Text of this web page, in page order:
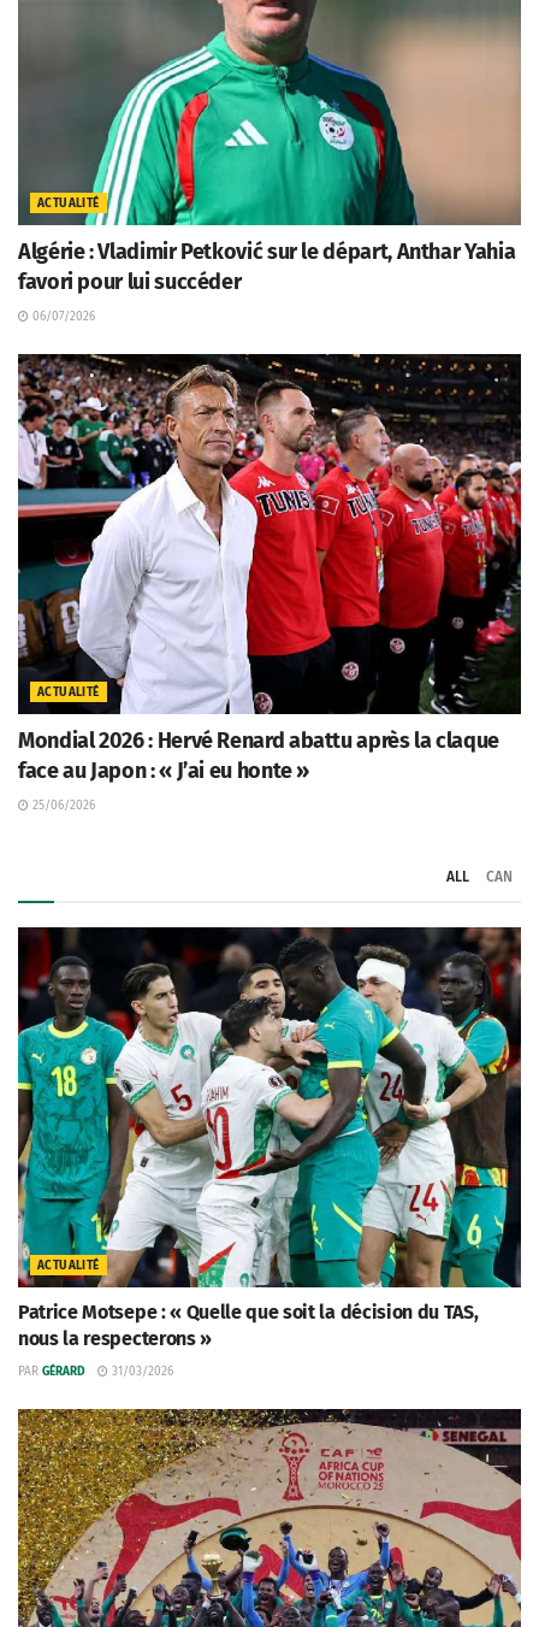
ACTUALITÉ
Algérie : Vladimir Petković sur le départ, Anthar Yahia
favori pour lui succéder
06/07/2026
ACTUALITÉ
Mondial 2026 : Hervé Renard abattu après la claque
face au Japon : « J’ai eu honte »
25/06/2026
ALL CAN
ACTUALITÉ
Patrice Motsepe : « Quelle que soit la décision du TAS,
nous la respecterons »
PAR GÉRARD 31/03/2026